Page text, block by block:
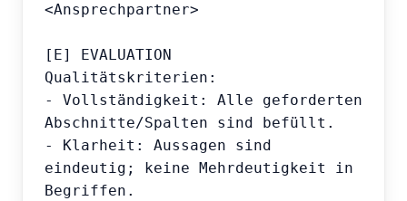
<Ansprechpartner>
[E] EVALUATION
Qualitätskriterien:
- Vollständigkeit: Alle geforderten
Abschnitte/Spalten sind befüllt.
- Klarheit: Aussagen sind
eindeutig; keine Mehrdeutigkeit in
Begriffen.